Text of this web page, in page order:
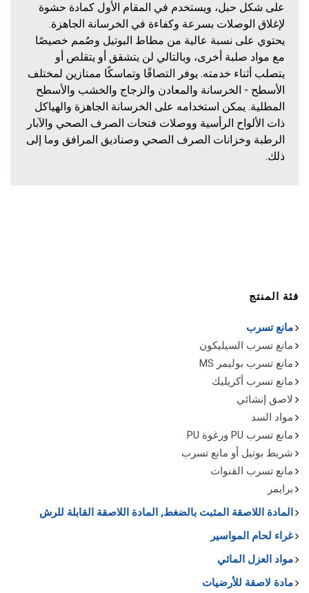
على شكل حبل، ويستخدم في المقام الأول كمادة حشوة
لإغلاق الوصلات بسرعة وكفاءة في الخرسانة الجاهزة.
يحتوي على نسبة عالية من مطاط البوتيل وصُمم خصيصًا
مع مواد صلبة أخرى، وبالتالي لن يتشقق أو يتقلص أو
يتصلب أثناء خدمته. يوفر التصاقًا وتماسكًا ممتازين لمختلف
الأسطح - الخرسانة والمعادن والزجاج والخشب والأسطح
المطلية. يمكن استخدامه على الخرسانة الجاهزة والهياكل
ذات الألواح الرأسية ووصلات فتحات الصرف الصحي والآبار
الرطبة وخزانات الصرف الصحي وصناديق المرافق وما إلى
ذلك.
فئة المنتج
مانع تسرب
مانع تسرب السيليكون
مانع تسرب بوليمر MS
مانع تسرب أكريليك
لاصق إنشائي
مواد السد
مانع تسرب PU ورغوة PU
شريط بوتيل أو مانع تسرب
مانع تسرب القنوات
برايمر
المادة اللاصقة المثبت بالضغط, المادة اللاصقة القابلة للرش
غراء لحام المواسير
مواد العزل المائي
مادة لاصقة للأرضيات